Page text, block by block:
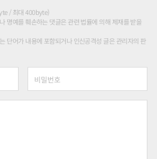
/ 최대 400byte)
명예를 훼손하는 댓글은 관련 법률에 의해 제재를 받을
단어가 내용에 포함되거나 인신공격성 글은 관리자의 판